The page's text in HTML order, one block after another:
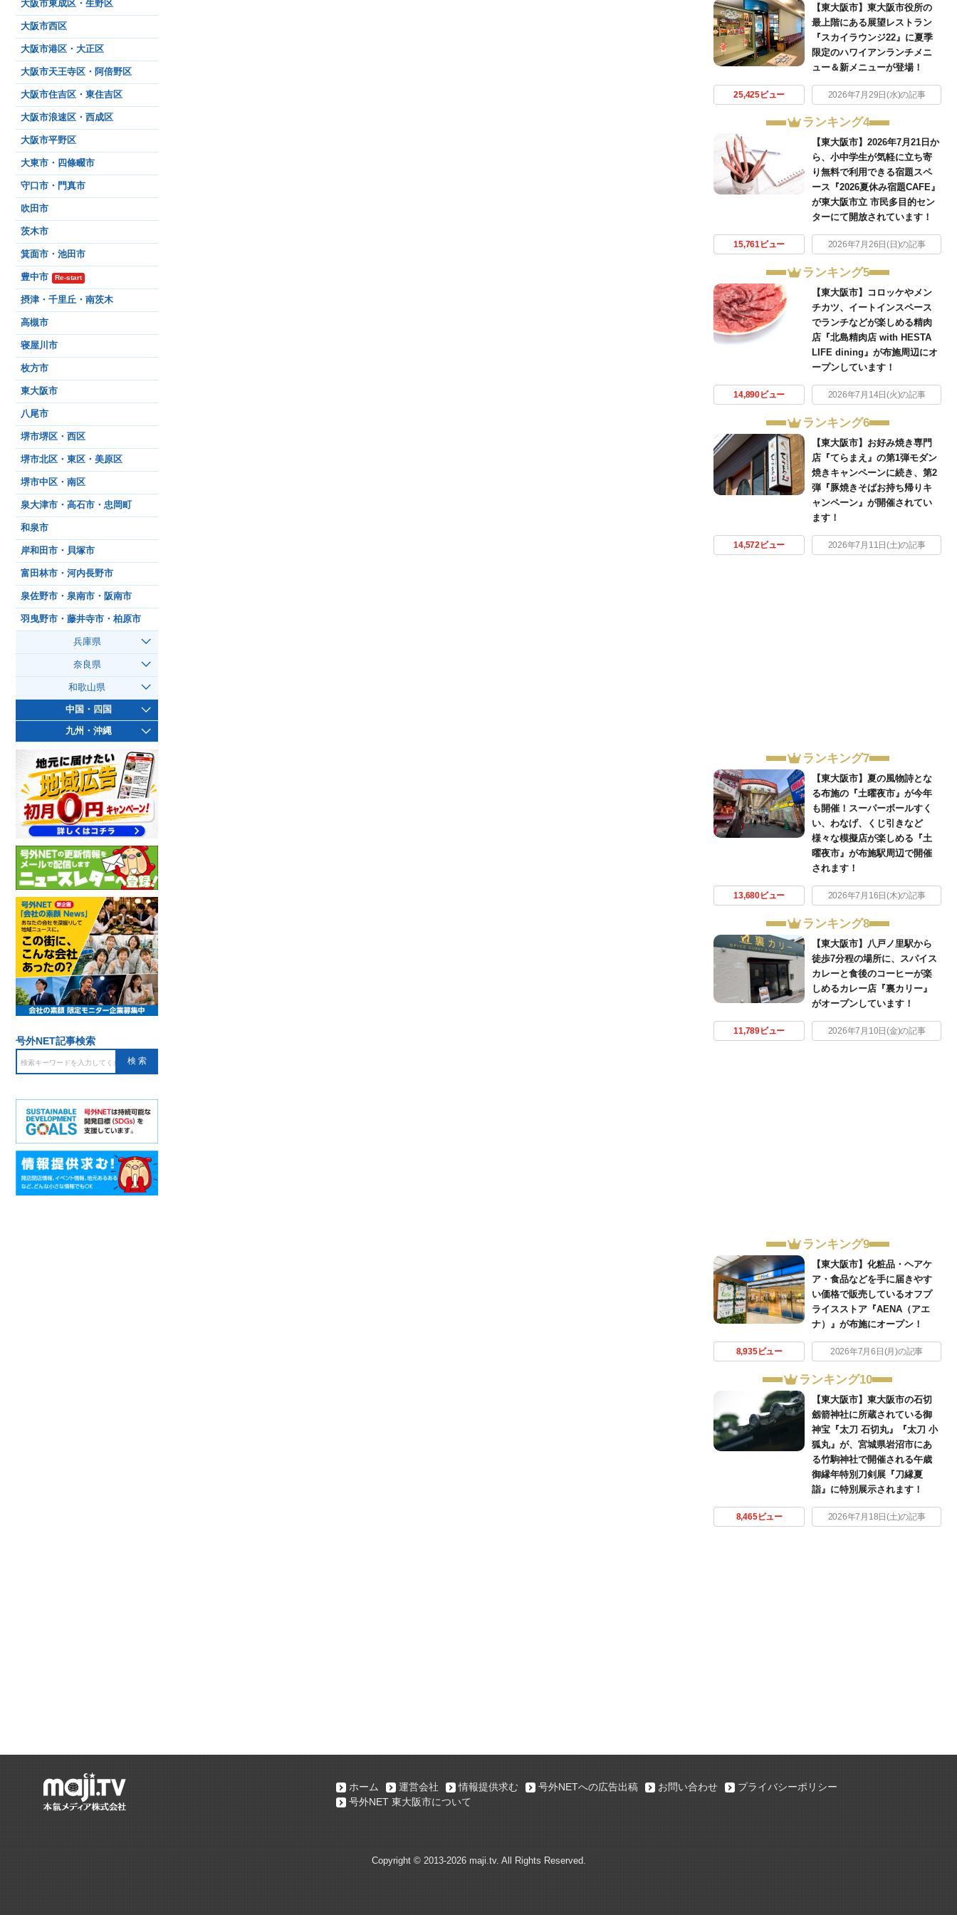
【東大阪市】東大阪市役所の
最上階にある展望レストラン
『スカイラウンジ22』に夏季
限定のハワイアンランチメニ
ュー＆新メニューが登場！
25,425ビュー 2026年7月29日(水)の記事
ランキング4
【東大阪市】2026年7月21日か
ら、小中学生が気軽に立ち寄
り無料で利用できる宿題スペ
ース『2026夏休み宿題CAFE』
が東大阪市立 市民多目的セン
ターにて開放されています！
15,761ビュー 2026年7月26日(日)の記事
ランキング5
【東大阪市】コロッケやメン
チカツ、イートインスペース
でランチなどが楽しめる精肉
店『北島精肉店 with HESTA
LIFE dining』が布施周辺にオ
ープンしています！
14,890ビュー 2026年7月14日(火)の記事
ランキング6
【東大阪市】お好み焼き専門
店『てらまえ』の第1弾モダン
焼きキャンペーンに続き、第2
弾『豚焼きそばお持ち帰りキ
ャンペーン』が開催されてい
ます！
14,572ビュー 2026年7月11日(土)の記事
ランキング7
【東大阪市】夏の風物詩とな
る布施の『土曜夜市』が今年
も開催！スーパーボールすく
い、わなげ、くじ引きなど
様々な模擬店が楽しめる『土
曜夜市』が布施駅周辺で開催
されます！
13,680ビュー 2026年7月16日(木)の記事
ランキング8
【東大阪市】八戸ノ里駅から
徒歩7分程の場所に、スパイス
カレーと食後のコーヒーが楽
しめるカレー店『裏カリー』
がオープンしています！
11,789ビュー 2026年7月10日(金)の記事
ランキング9
【東大阪市】化粧品・ヘアケ
ア・食品などを手に届きやす
い価格で販売しているオフプ
ライスストア『AENA（アエ
ナ）』が布施にオープン！
8,935ビュー 2026年7月6日(月)の記事
ランキング10
【東大阪市】東大阪市の石切
劔箭神社に所蔵されている御
神宝『太刀 石切丸』『太刀 小
狐丸』が、宮城県岩沼市にあ
る竹駒神社で開催される午歳
御縁年特別刀剣展『刀縁夏
詣』に特別展示されます！
8,465ビュー 2026年7月18日(土)の記事
大阪市東成区・生野区
大阪市西区
大阪市港区・大正区
大阪市天王寺区・阿倍野区
大阪市住吉区・東住吉区
大阪市浪速区・西成区
大阪市平野区
大東市・四條畷市
守口市・門真市
吹田市
茨木市
箕面市・池田市
豊中市 Re-start
摂津・千里丘・南茨木
高槻市
寝屋川市
枚方市
東大阪市
八尾市
堺市堺区・西区
堺市北区・東区・美原区
堺市中区・南区
泉大津市・高石市・忠岡町
和泉市
岸和田市・貝塚市
富田林市・河内長野市
泉佐野市・泉南市・阪南市
羽曳野市・藤井寺市・柏原市
兵庫県
奈良県
和歌山県
中国・四国
九州・沖縄
号外NET記事検索
ホーム 運営会社 情報提供求む 号外NETへの広告出稿 お問い合わせ
プライバシーポリシー
号外NET 東大阪市について
Copyright © 2013-2026 maji.tv. All Rights Reserved.